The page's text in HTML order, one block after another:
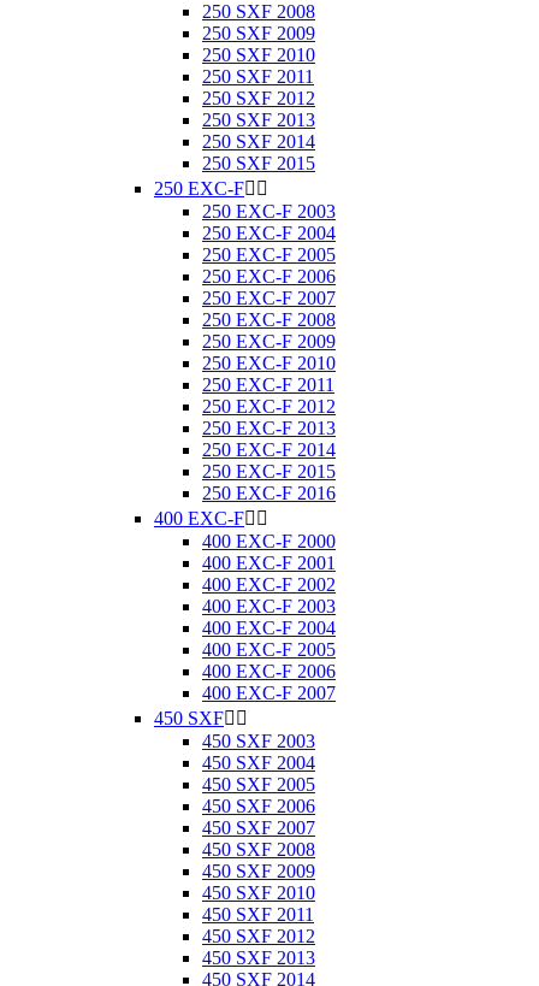
250 SXF 2008
250 SXF 2009
250 SXF 2010
250 SXF 2011
250 SXF 2012
250 SXF 2013
250 SXF 2014
250 SXF 2015
250 EXC-F 
250 EXC-F 2003
250 EXC-F 2004
250 EXC-F 2005
250 EXC-F 2006
250 EXC-F 2007
250 EXC-F 2008
250 EXC-F 2009
250 EXC-F 2010
250 EXC-F 2011
250 EXC-F 2012
250 EXC-F 2013
250 EXC-F 2014
250 EXC-F 2015
250 EXC-F 2016
400 EXC-F 
400 EXC-F 2000
400 EXC-F 2001
400 EXC-F 2002
400 EXC-F 2003
400 EXC-F 2004
400 EXC-F 2005
400 EXC-F 2006
400 EXC-F 2007
450 SXF 
450 SXF 2003
450 SXF 2004
450 SXF 2005
450 SXF 2006
450 SXF 2007
450 SXF 2008
450 SXF 2009
450 SXF 2010
450 SXF 2011
450 SXF 2012
450 SXF 2013
450 SXF 2014